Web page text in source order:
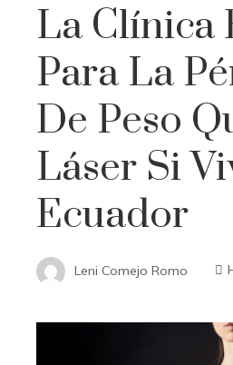
La Clínica
Para La
De Peso
Láser Si
Ecuador
Leni Comejo Romo